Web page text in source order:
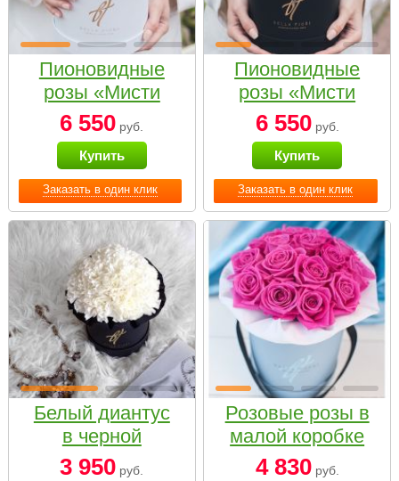
Заказать в один клик
Пионовидные
розы «Мисти
бабблс» в белой
коробке Small
6 550 руб.
Купить
Заказать в один клик
Пионовидные
розы «Мисти
бабблс» в
черной коробке
Small
6 550руб.
Купить
Белый диантус
в черной
коробке Small
3 950 руб.
Розовые розы в
малой коробке
4 830руб.